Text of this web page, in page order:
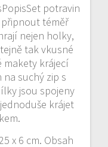
potravin
téměř
nejen holky,
tak vkusné
makety krájecí
suchý zip s
jsou spojeny
krájet
x 6 cm. Obsah